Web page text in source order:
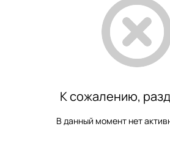
К сожалению,
В данный момент нет